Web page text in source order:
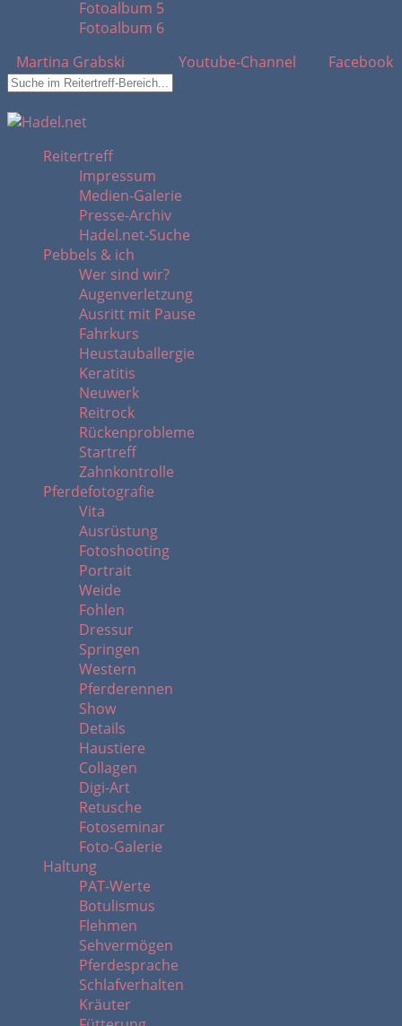
Fotoalbum 5
Fotoalbum 6
Martina Grabski
Youtube-Channel Facebook
Reitertreff
Impressum
Medien-Galerie
Presse-Archiv
Hadel.net-Suche
Pebbels & ich
Wer sind wir?
Augenverletzung
Ausritt mit Pause
Fahrkurs
Heustauballergie
Keratitis
Neuwerk
Reitrock
Rückenprobleme
Startreff
Zahnkontrolle
Pferdefotografie
Vita
Ausrüstung
Fotoshooting
Portrait
Weide
Fohlen
Dressur
Springen
Western
Pferderennen
Show
Details
Haustiere
Collagen
Digi-Art
Retusche
Fotoseminar
Foto-Galerie
Haltung
PAT-Werte
Botulismus
Flehmen
Sehvermögen
Pferdesprache
Schlafverhalten
Kräuter